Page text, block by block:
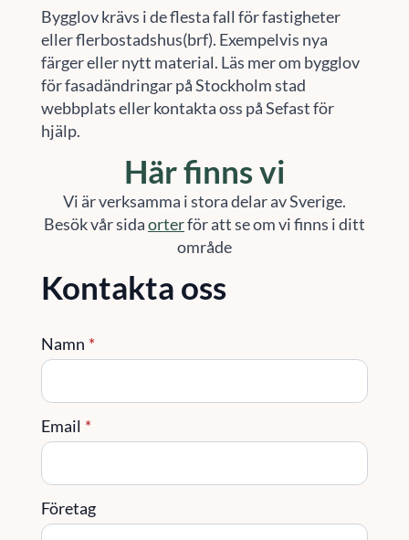
Bygglov krävs i de flesta fall för fastigheter
eller flerbostadshus(brf). Exempelvis nya
färger eller nytt material. Läs mer om bygglov
för fasadändringar på Stockholm stad
webbplats eller kontakta oss på Sefast för
hjälp.
Här finns vi
Vi är verksamma i stora delar av Sverige.
Besök vår sidaorterför att se om vi finns i ditt
område
Kontakta oss
Namn *
Email *
Företag